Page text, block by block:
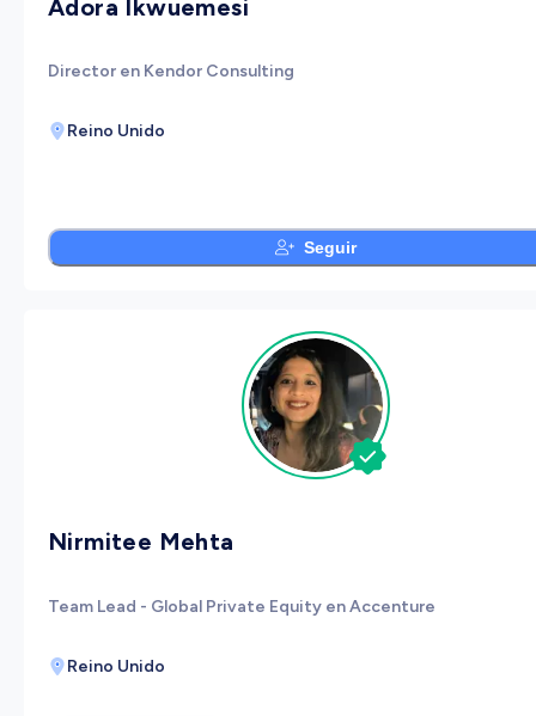
Adora Ikwuemesi
Director en Kendor Consulting
Reino Unido
Seguir
Nirmitee Mehta
Team Lead - Global Private Equity en Accenture
Reino Unido